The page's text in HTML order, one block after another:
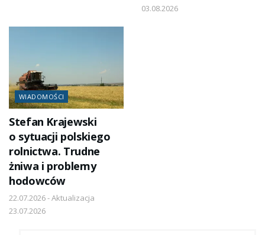
03.08.2026
WIADOMOŚCI
Stefan Krajewski
o sytuacji polskiego
rolnictwa. Trudne
żniwa i problemy
hodowców
22.07.2026 - Aktualizacja
23.07.2026